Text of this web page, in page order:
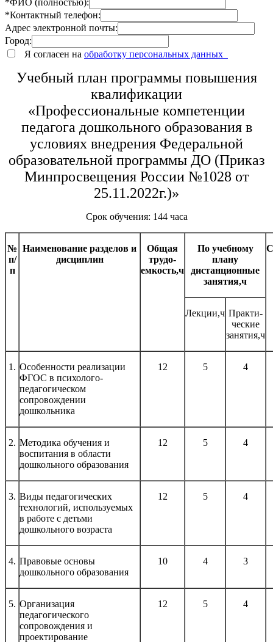
*ФИО (полностью):
*Контактный телефон:
Адрес электронной почты:
Город:
Я согласен на обработку персональных данных
Учебный план программы повышения
квалификации
«Профессиональные компетенции
педагога дошкольного образования в
условиях внедрения Федеральной
образовательной программы ДО (Приказ
Минпросвещения России №1028 от
25.11.2022г.)»
Срок обучения: 144 часа
№
п/
п
Наименование разделов и
дисциплин
Общая
трудо-
емкость,ч
По учебному
плану
дистанционные
занятия,ч
Лекции,ч Практи-
ческие
занятия,ч
1. Особенности реализации
ФГОС в психолого-
педагогическом
сопровождении
дошкольника
12 5 4
2. Методика обучения и
воспитания в области
дошкольного образования
12 5 4
3. Виды педагогических
технологий, используемых
в работе с детьми
дошкольного возраста
12 5 4
4. Правовые основы
дошкольного образования
10 4 3
5. Организация
педагогического
сопровождения и
проектирование
12 5 4